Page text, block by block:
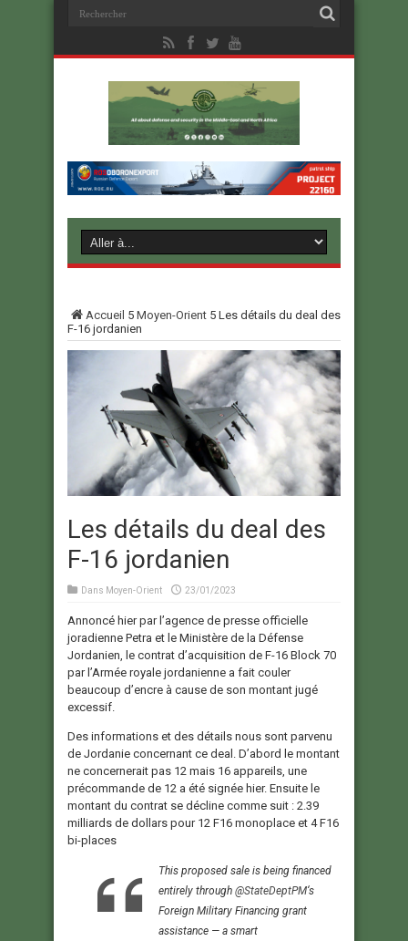
Accueil 5 Moyen-Orient 5 Les détails du deal des
F-16 jordanien
Les détails du deal des
F-16 jordanien
Dans Moyen-Orient 23/01/2023
Annoncé hier par l’agence de presse officielle
joradienne Petra et le Ministère de la Défense
Jordanien, le contrat d’acquisition de F-16 Block 70
par l’Armée royale jordanienne a fait couler
beaucoup d’encre à cause de son montant jugé
excessif.
Des informations et des détails nous sont parvenu
de Jordanie concernant ce deal. D’abord le montant
ne concernerait pas 12 mais 16 appareils, une
précommande de 12 a été signée hier. Ensuite le
montant du contrat se décline comme suit : 2.39
milliards de dollars pour 12 F16 monoplace et 4 F16
bi-places
This proposed sale is being financed
entirely through @StateDeptPM‘s
Foreign Military Financing grant
assistance — a smart